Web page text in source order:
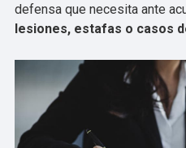
defensa que necesita ante
lesiones, estafas o casos